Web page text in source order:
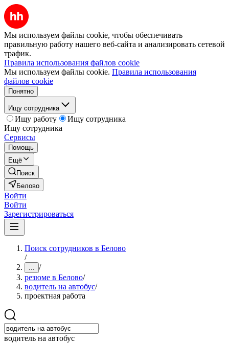
Мы используем файлы cookie, чтобы обеспечивать
правильную работу нашего веб-сайта и анализировать сетевой
трафик.
Правила использования файлов cookie
Мы используем файлы cookie. Правила использования
файлов cookie
Понятно
Ищу сотрудника
Ищу работу
Ищу сотрудника
Ищу сотрудника
Сервисы
Помощь
Ещё
Поиск
Белово
Войти
Войти
Зарегистрироваться
Поиск сотрудников в Белово
/
... /
резюме в Белово/
водитель на автобус/
проектная работа
водитель на автобус